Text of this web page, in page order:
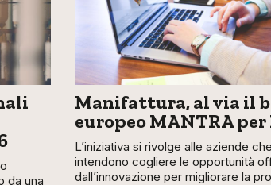
da una
Manifattura, al via il
europeo MANTRA per
L’iniziativa si rivolge alle aziende che
intendono cogliere le opportunità
dall’innovazione per migliorare la